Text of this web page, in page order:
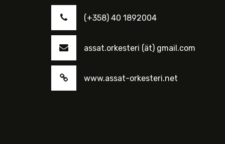
(+358) 40 1892004
assat.orkesteri (ät) gmail.com
www.assat-orkesteri.net